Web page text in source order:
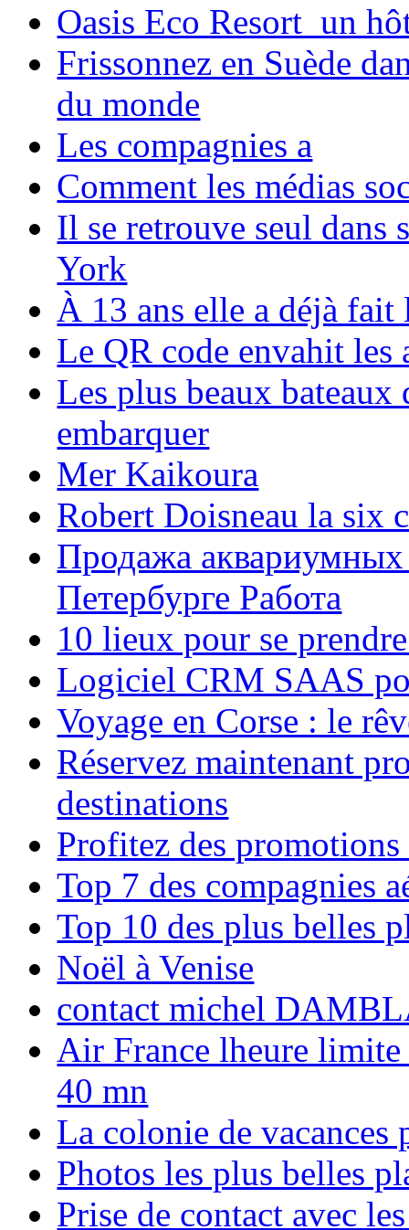
Oasis Eco Resort un
Frissonnez en Suède
du monde
Les compagnies a
Comment les médias
Il se retrouve seul dans
York
À 13 ans elle a déjà
Le QR code envahit les
Les plus beaux bateaux
embarquer
Mer Kaikoura
Robert Doisneau la six
Продажа аквариумных
Петербурге Работа
10 lieux pour se
Logiciel CRM SAAS
Voyage en Corse : le
Réservez maintenant
destinations
Profitez des
Top 7 des compagnies
Top 10 des plus belles
Noël à Venise
contact michel
Air France lheure limite
40 mn
La colonie de vacances
Photos les plus belles
Prise de contact avec